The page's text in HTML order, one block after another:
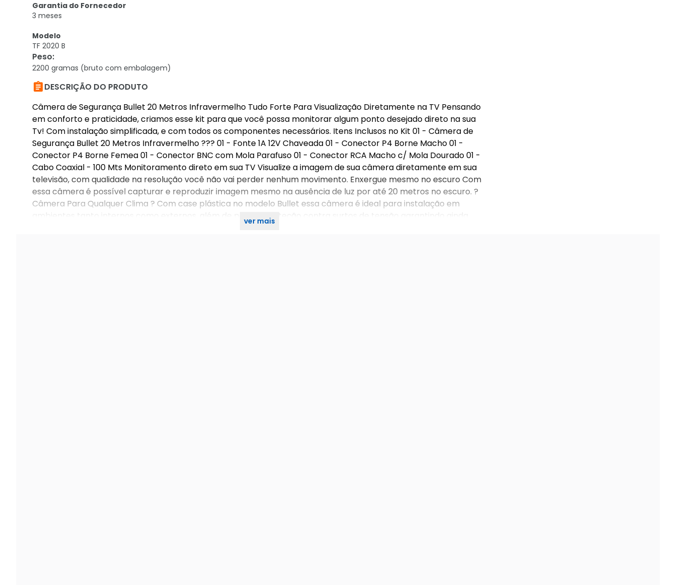
Garantia do Fornecedor
3 meses
Modelo
TF 2020 B
Peso:
2200 gramas (bruto com embalagem)
DESCRIÇÃO DO PRODUTO
Câmera de Segurança Bullet 20 Metros Infravermelho Tudo Forte Para Visualização Diretamente na TV Pensando
em conforto e praticidade, criamos esse kit para que você possa monitorar algum ponto desejado direto na sua
Tv! Com instalação simplificada, e com todos os componentes necessários. Itens Inclusos no Kit 01 - Câmera de
Segurança Bullet 20 Metros Infravermelho ??? 01 - Fonte 1A 12V Chaveada 01 - Conector P4 Borne Macho 01 -
Conector P4 Borne Femea 01 - Conector BNC com Mola Parafuso 01 - Conector RCA Macho c/ Mola Dourado 01 -
Cabo Coaxial - 100 Mts Monitoramento direto em sua TV Visualize a imagem de sua câmera diretamente em sua
televisão, com qualidade na resolução você não vai perder nenhum movimento. Enxergue mesmo no escuro Com
essa câmera é possível capturar e reproduzir imagem mesmo na ausência de luz por até 20 metros no escuro. ?
Câmera Para Qualquer Clima ? Com case plástica no modelo Bullet essa câmera é ideal para instalação em
ambientes tanto internos como externos, além de possuir proteção contra surtos de tensão garantindo ainda
ver mais